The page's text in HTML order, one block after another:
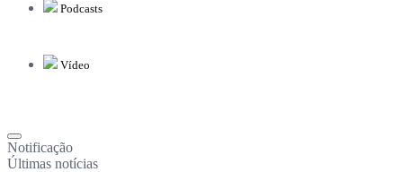
Podcasts
Vídeo
Notificação
Últimas notícias